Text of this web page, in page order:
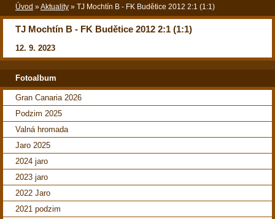
Úvod »Aktuality » TJ Mochtín B - FK Budětice 2012 2:1 (1:1)
TJ Mochtín B - FK Budětice 2012 2:1 (1:1)
12. 9. 2023
Fotoalbum
Gran Canaria 2026
Podzim 2025
Valná hromada
Jaro 2025
2024 jaro
2023 jaro
2022 Jaro
2021 podzim